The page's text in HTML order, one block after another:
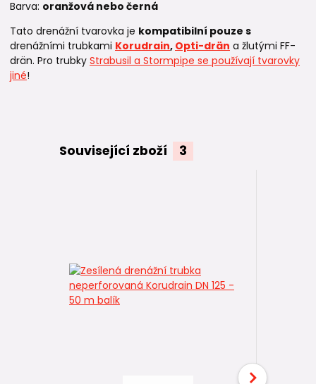
Barva: oranžová nebo černá
Tato drenážní tvarovka je kompatibilní pouze s
drenážními trubkami Korudrain, Opti-drän a žlutými FF-
drän. Pro trubky Strabusil a Stormpipe se používají tvarovky
jiné!
Související zboží 3